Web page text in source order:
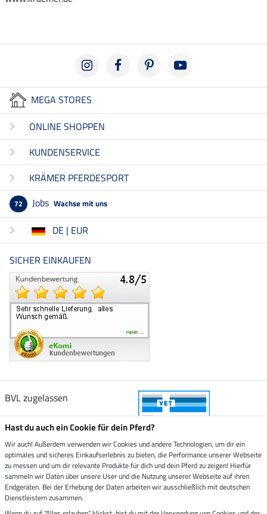
MEGA STORES
ONLINE SHOPPEN
KUNDENSERVICE
KRÄMER PFERDESPORT
72 Jobs Wachse mit uns
DE | EUR
SICHER EINKAUFEN
BVL zugelassen
Zustellung durch
Sicher bezahlen mit
Hast du auch ein Cookie für dein Pferd?
Wir auch! Außerdem verwenden wir Cookies und andere Technologien, um dir ein
optimales und sicheres Einkaufserlebnis zu bieten, die Performance unserer Webseite
zu messen und um dir relevante Produkte für dich und dein Pferd zu zeigen! Hierfür
sammeln wir Daten über unsere User und die Nutzung unserer Webseite auf ihren
Endgeräten. Bei der Erhebung der Daten arbeiten wir ausschließlich mit deutschen
Dienstleistern zusammen.